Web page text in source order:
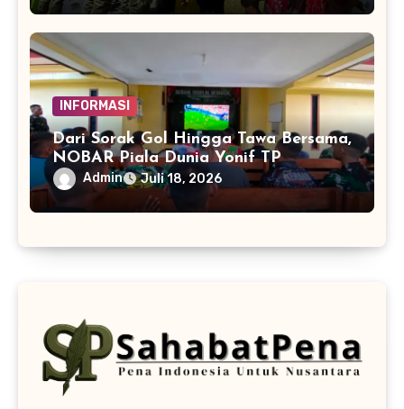
INFORMASI
Dari Sorak Gol Hingga Tawa Bersama,
NOBAR Piala Dunia Yonif TP
859/RBK Pererat Kebersamaan
Masyarakat Supiori
Admin Juli 18, 2026